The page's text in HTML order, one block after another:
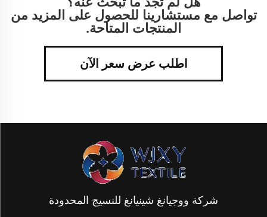
تواصل مع مستشارينا للحصول على المزيد من
المنتجات المتاحة.
اطلب عرض سعر الآن
شركة ووجيانغ شينيانغ للنسيج المحدودة